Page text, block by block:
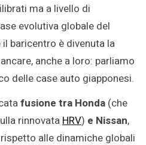
ma a livello di
evolutiva globale del
baricentro è divenuta la
anche a loro: parliamo
delle case auto giapponesi.
fusione tra Honda (che
rinnovata HRV) e Nissan,
alle dinamiche globali